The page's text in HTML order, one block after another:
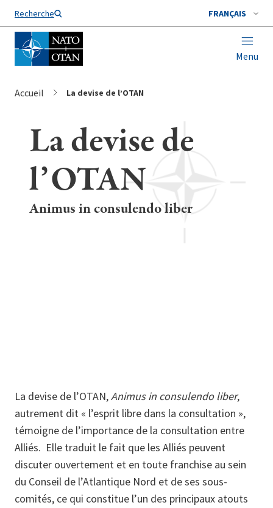
Recherche FRANÇAIS
Menu
Nom de famille*
Accueil La devise de l’OTAN
La devise de
l’OTAN
Animus in consulendo liber
La devise de l’OTAN,Animus in consulendo liber,
autrement dit « l’esprit libre dans la consultation »,
témoigne de l’importance de la consultation entre
Alliés. Elle traduit le fait que les Alliés peuvent
discuter ouvertement et en toute franchise au sein
du Conseil de l’Atlantique Nord et de ses sous-
comités, ce qui constitue l’un des principaux atouts